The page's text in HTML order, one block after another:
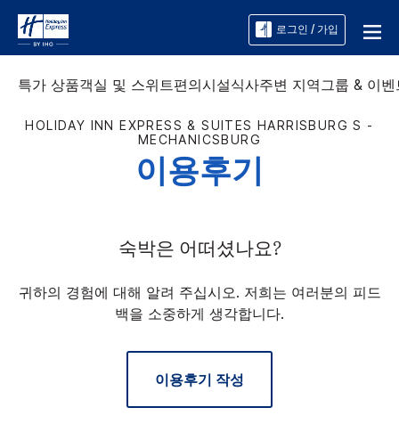
로그인 / 가입
특가 상품객실 및 스위트편의시설식사주변 지역그룹 & 이벤
HOLIDAY INN EXPRESS & SUITES HARRISBURG S -
MECHANICSBURG
이용후기
숙박은 어떠셨나요?
귀하의 경험에 대해 알려 주십시오. 저희는 여러분의 피드
백을 소중하게 생각합니다.
이용후기 작성